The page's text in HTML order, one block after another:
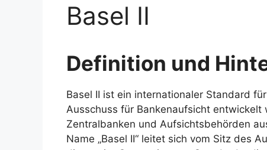
Basel II
Definition und
Basel II ist ein internationaler Standard
Ausschuss für Bankenaufsicht entwickelt
Zentralbanken und Aufsichtsbehörden
Name „Basel II“ leitet sich vom Sitz des